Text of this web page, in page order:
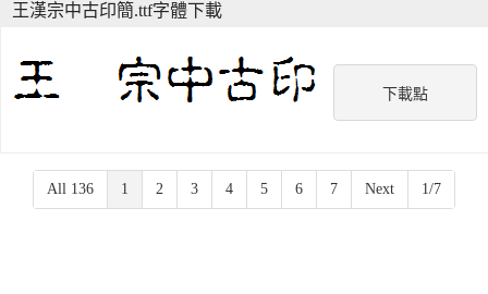
下載點
王漢宗中古印簡.ttf字體下載
All 136 1 2 3 4 5 6 7 Next 1/7